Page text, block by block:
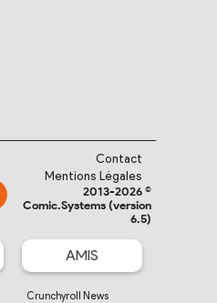
Contact
Mentions Légales
2013-2026 ©
Comic.Systems (version
6.5)
AMIS
Crunchyroll News